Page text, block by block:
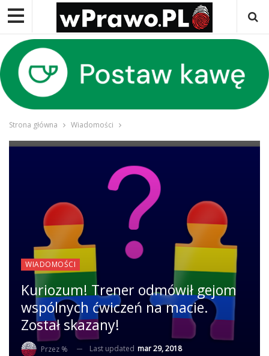
Strona główna Wiadomości
WIADOMOŚCI
Kuriozum! Trener odmówił gejom
wspólnych ćwiczeń na macie.
Został skazany!
Przez % Last updated mar 29, 2018